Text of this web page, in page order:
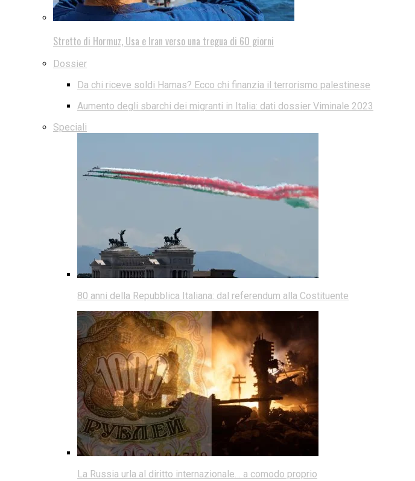
Stretto di Hormuz, Usa e Iran verso una tregua di 60 giorni
Dossier
Da chi riceve soldi Hamas? Ecco chi finanzia il terrorismo palestinese
Aumento degli sbarchi dei migranti in Italia: dati dossier Viminale 2023
Speciali
80 anni della Repubblica Italiana: dal referendum alla Costituente
La Russia urla al diritto internazionale… a comodo proprio